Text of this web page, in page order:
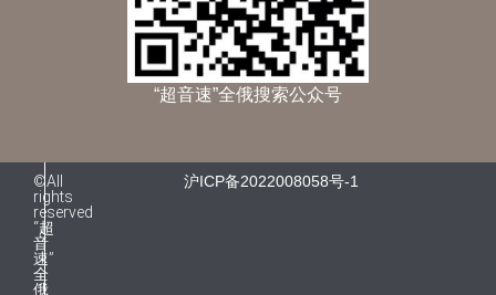
“超音速”全俄搜索公众号
©All
rights
reserved
“超
音
速”
全
俄
沪ICP备2022008058号-1